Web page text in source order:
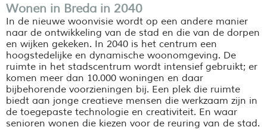
Wonen in Breda in 2040
In de nieuwe woonvisie wordt op een andere manier
naar de ontwikkeling van de stad en die van de dorpen
en wijken gekeken. In 2040 is het centrum een
hoogstedelijke en dynamische woonomgeving. De
ruimte in het stadscentrum wordt intensief gebruikt; er
komen meer dan 10.000 woningen en daar
bijbehorende voorzieningen bij. Een plek die ruimte
biedt aan jonge creatieve mensen die werkzaam zijn in
de toegepaste technologie en creativiteit. En waar
senioren wonen die kiezen voor de reuring van de stad.